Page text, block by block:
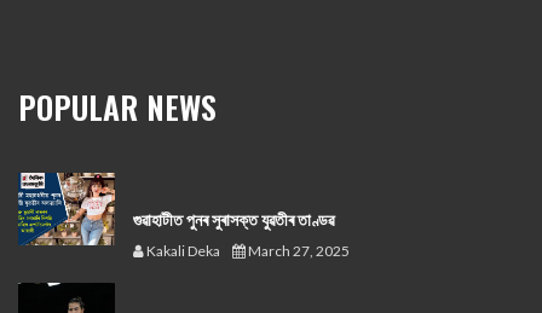
POPULAR NEWS
গুৱাহাটীত পুনৰ সুৰাসক্ত যুৱতীৰ তাণ্ডৱ
Kakali Deka March 27, 2025